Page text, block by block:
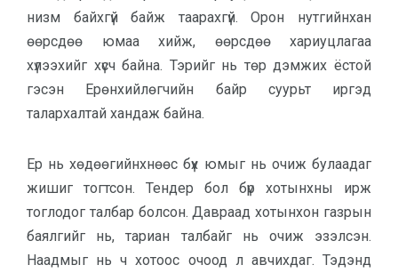
низм байхгүй байж таарахгүй. Орон нутгийнхан
өөрсдөө юмаа хийж, өөрс­дөө хариуцлагаа
хүлээхийг хүсч байна. Тэрийг нь төр дэмжих ёстой
гэсэн Ерөнхийлөгчийн байр суурьт иргэд
талархалтай хандаж байна.
Ер нь хөдөөгийнхнөөс бүх юмыг нь очиж булаадаг
жишиг тогтсон. Тен­дер бол бүр хотынхны ирж
тоглодог талбар болсон. Давраад хотынхон газрын
баялгийг нь, тариан талбайг нь очиж эзэлсэн.
Наадмыг нь ч хотоос очоод л авчихдаг. Тэдэнд